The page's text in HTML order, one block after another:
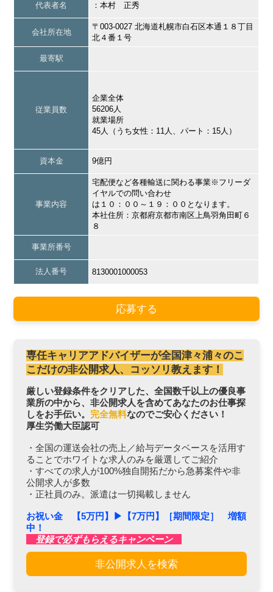
代表者名 ：本村 正秀
会社所在地
〒003-0027 北海道札幌市白石区本通１８丁目
北４番１号
最寄駅
従業員数
企業全体
56206人
就業場所
45人（うち女性：11人、パート：15人）
資本金 9億円
事業内容
宅配便など各種輸送に関わる事業※フリーダ
イヤルでの問い合わせ
は１０：００～１９：００となります。
本社住所：京都府京都市南区上鳥羽角田町６
８
事業所番号
法人番号 8130001000053
応募する
専任キャリアアドバイザーが全国津々浦々のこ
こだけの非公開求人、コッソリ教えます！
厳しい登録条件をクリアした、全国数千以上の優良事
業所の中から、非公開求人を含めてあなたのお仕事探
しをお手伝い。 完全無料なのでご安心ください！
厚生労働大臣認可
・全国の運送会社の売上／給与データベースを活用す
ることでホワイトな求人のみを厳選してご紹介
・すべての求人が100%独自開拓だから急募案件や非
公開求人が多数
・正社員のみ。派遣は一切掲載しません
お祝い金 【5万円】▶︎【7万円】［期間限定］ 増額
中！
登録で必ずもらえるキャンペーン
非公開求人を検索